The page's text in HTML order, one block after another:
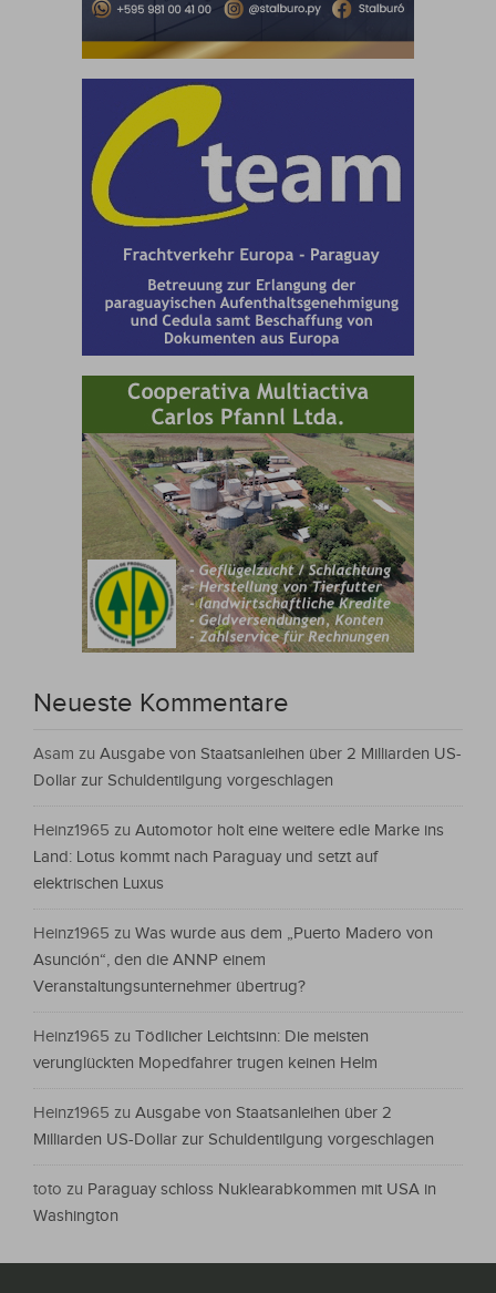
Neueste Kommentare
Asam zu Ausgabe von Staatsanleihen über 2 Milliarden US-
Dollar zur Schuldentilgung vorgeschlagen
Heinz1965 zu Automotor holt eine weitere edle Marke ins
Land: Lotus kommt nach Paraguay und setzt auf
elektrischen Luxus
Heinz1965 zu Was wurde aus dem „Puerto Madero von
Asunción“, den die ANNP einem
Veranstaltungsunternehmer übertrug?
Heinz1965 zu Tödlicher Leichtsinn: Die meisten
verunglückten Mopedfahrer trugen keinen Helm
Heinz1965 zu Ausgabe von Staatsanleihen über 2
Milliarden US-Dollar zur Schuldentilgung vorgeschlagen
toto zu Paraguay schloss Nuklearabkommen mit USA in
Washington